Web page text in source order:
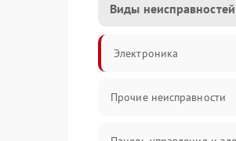
Виды неисправностей
Электроника
Прочие неисправности